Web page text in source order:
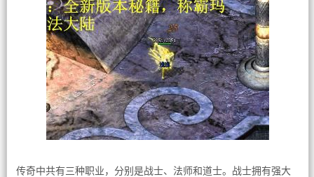
传奇中共有三种职业，分别是战士、法师和道士。战士拥有强大